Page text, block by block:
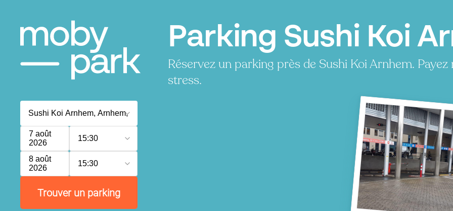
Parking Sushi Koi
Réservez un parking près de Sushi Koi Arnhem.
stress.
7 août
2026
15:30
8 août
2026
15:30
Trouver un parking